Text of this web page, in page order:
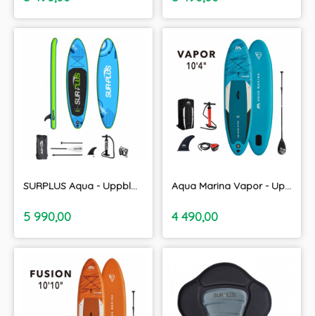
moms
moms
SURPLUS Aqua - Uppblåsbara SUP paket 10'4"
Pris
5 990,00moms
Aqua Marina Vapor - Uppblåsbara SUP paket 10'4"
Pris
4 490,00moms